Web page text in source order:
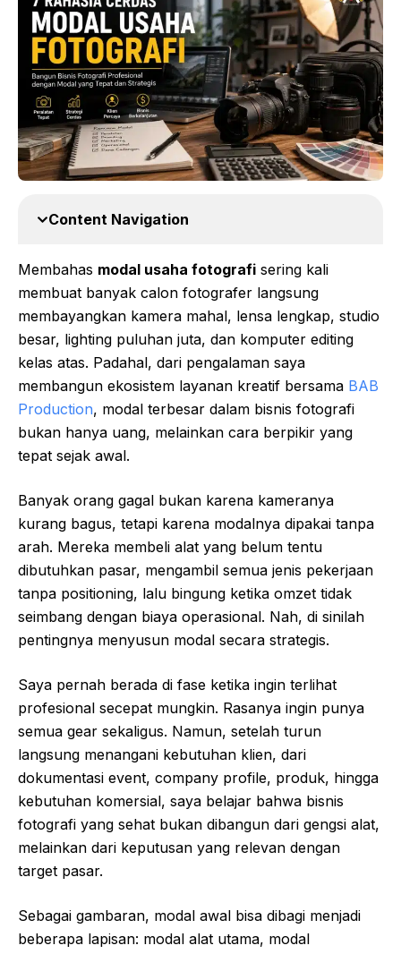
Content Navigation
Membahas modal usaha fotografi sering kali
membuat banyak calon fotografer langsung
membayangkan kamera mahal, lensa lengkap, studio
besar, lighting puluhan juta, dan komputer editing
kelas atas. Padahal, dari pengalaman saya
membangun ekosistem layanan kreatif bersama BAB
Production, modal terbesar dalam bisnis fotografi
bukan hanya uang, melainkan cara berpikir yang
tepat sejak awal.
Banyak orang gagal bukan karena kameranya
kurang bagus, tetapi karena modalnya dipakai tanpa
arah. Mereka membeli alat yang belum tentu
dibutuhkan pasar, mengambil semua jenis pekerjaan
tanpa positioning, lalu bingung ketika omzet tidak
seimbang dengan biaya operasional. Nah, di sinilah
pentingnya menyusun modal secara strategis.
Saya pernah berada di fase ketika ingin terlihat
profesional secepat mungkin. Rasanya ingin punya
semua gear sekaligus. Namun, setelah turun
langsung menangani kebutuhan klien, dari
dokumentasi event, company profile, produk, hingga
kebutuhan komersial, saya belajar bahwa bisnis
fotografi yang sehat bukan dibangun dari gengsi alat,
melainkan dari keputusan yang relevan dengan
target pasar.
Sebagai gambaran, modal awal bisa dibagi menjadi
beberapa lapisan: modal alat utama, modal